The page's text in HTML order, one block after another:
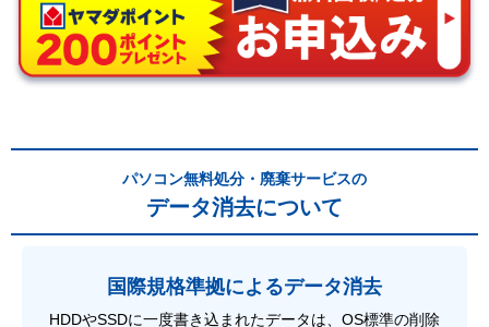
パソコン無料処分・廃棄サービスの
データ消去について
国際規格準拠によるデータ消去
HDDやSSDに一度書き込まれたデータは、OS標準の削除